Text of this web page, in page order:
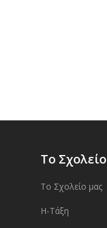
Το Σχολείο
Το Σχολείο μας
Η-Τάξη